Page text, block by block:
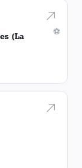
⚽
(La